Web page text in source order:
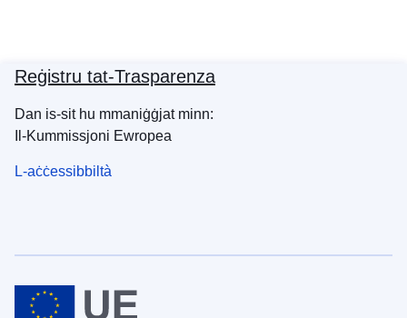
Reġistru tat-Trasparenza
Dan is-sit hu mmaniġġjat minn:
Il-Kummissjoni Ewropea
L-aċċessibbiltà